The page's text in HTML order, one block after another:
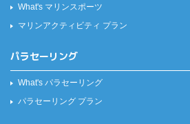
What's マリンスポーツ
マリンアクティビティ プラン
パラセーリング
What's パラセーリング
パラセーリング プラン